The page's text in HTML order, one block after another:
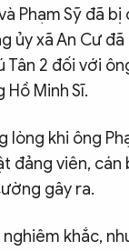
Phạm Sỹ đã bị
ủy xã An Cư
2 đối với
Minh Sĩ.
lòng khi ông
đảng viên, cán
gây ra.
khắc,